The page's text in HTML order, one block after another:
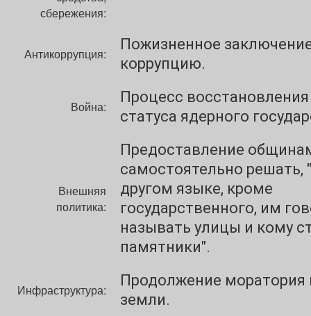
сбережения:
Антикоррупция:
Пожизненное
коррупцию.
Война:
Процесс
статуса ядерного
Внешняя
политика:
Предоставление
самостоятельно решать,
другом языке, кроме
государственного, им
называть улицы и кому
памятники".
Инфраструктура:
Продолжение моратория
земли.